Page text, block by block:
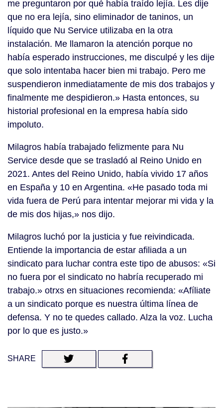
me preguntaron por qué había traído lejía. Les dije
que no era lejía, sino eliminador de taninos, un
líquido que Nu Service utilizaba en la otra
instalación. Me llamaron la atención porque no
había esperado instrucciones, me disculpé y les dije
que solo intentaba hacer bien mi trabajo. Pero me
suspendieron inmediatamente de mis dos trabajos y
finalmente me despidieron.» Hasta entonces, su
historial profesional en la empresa había sido
impoluto.
Milagros había trabajado felizmente para Nu
Service desde que se trasladó al Reino Unido en
2021. Antes del Reino Unido, había vivido 17 años
en España y 10 en Argentina. «He pasado toda mi
vida fuera de Perú para intentar mejorar mi vida y la
de mis dos hijas,» nos dijo.
Milagros luchó por la justicia y fue reivindicada.
Entiende la importancia de estar afiliada a un
sindicato para luchar contra este tipo de abusos: «Si
no fuera por el sindicato no habría recuperado mi
trabajo.» otrxs en situaciones recomienda: «Afíliate
a un sindicato porque es nuestra última línea de
defensa. Y no te quedes callado. Alza la voz. Lucha
por lo que es justo.»
SHARE